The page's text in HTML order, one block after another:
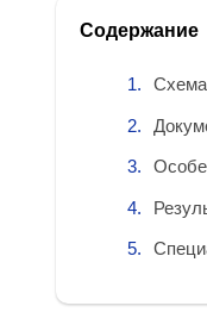
Содержание